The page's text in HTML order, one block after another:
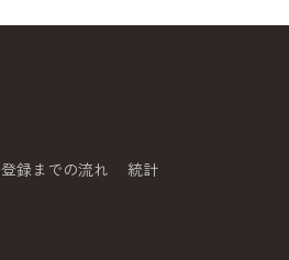
登録までの流れ 統計